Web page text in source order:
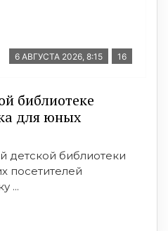
6 АВГУСТА 2026, 8:15 16
библиотеке
для юных
детской библиотеки
посетителей
...